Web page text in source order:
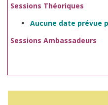
Sessions Théoriques
Aucune date prévue
Sessions Ambassadeurs